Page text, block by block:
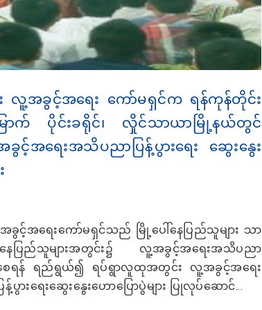
း လူ့အခွင့်အရေး ကော်မရှင်က ရန်ကုန်တိုင်း
ောက် ပိုင်းခရိုင်၊ လှိုင်သာယာမြို့နယ်တွင်
အရေးအသိပညာပြန့်ပွားရေး ဆွေးနွေး
ခွင့်အရေးကော်မရှင်သည် မြို့ပေါ်နေပြည်သူများ သာ
ပြည်သူများအတွင်း၌ လူ့အခွင့်အရေးအသိပညာ
စေရန် ရည်ရွယ်၍ ရပ်ရွာလူထုအတွင်း လူ့အခွင့်အရေး
ားရေးဆွေးနွေးဟောပြောပွဲများ ပြုလုပ်ဆောင်...